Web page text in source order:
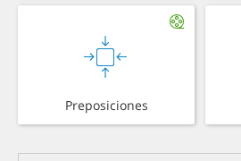
Preposiciones